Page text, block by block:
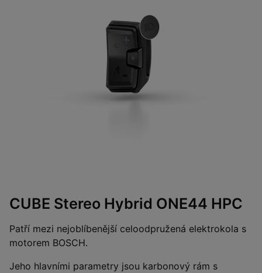
CUBE Stereo Hybrid ONE44 HPC
Patří mezi nejoblíbenější celoodpružená elektrokola s
motorem BOSCH.
Jeho hlavními parametry jsou karbonový rám s